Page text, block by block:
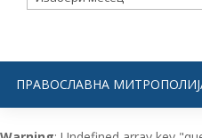
ПРАВОСЛАВНА